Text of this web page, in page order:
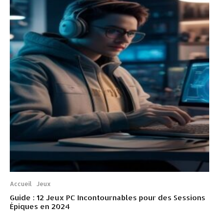
Accueil Jeux
Guide : 12 Jeux PC Incontournables pour des Sessions
Épiques en 2024